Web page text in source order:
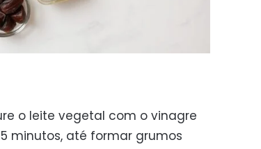
o leite vegetal com o vinagre
minutos, até formar grumos